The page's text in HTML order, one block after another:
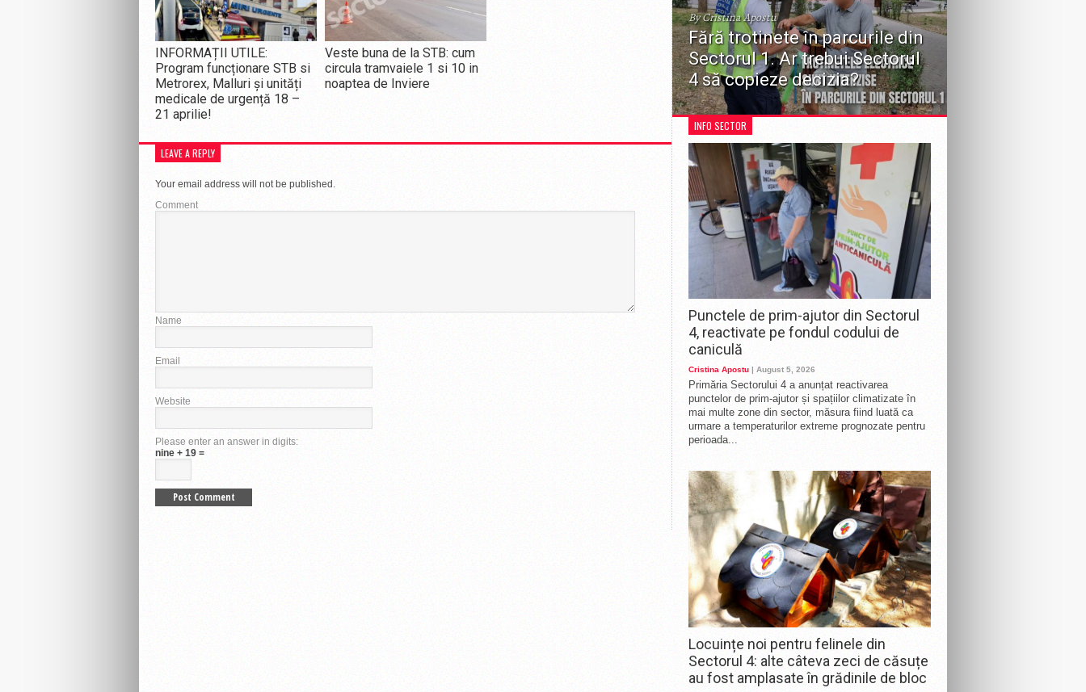
INFORMAȚII UTILE:
Program funcționare STB si
Metrorex, Malluri și unități
medicale de urgență 18 –
21 aprilie!
Veste buna de la STB: cum
circula tramvaiele 1 si 10 in
noaptea de Inviere
LEAVE A REPLY
Your email address will not be published.
Comment
Name
Email
Website
Please enter an answer in digits:
nine + 19 =
By Cristina Apostu
Fără trotinete în parcurile din
Sectorul 1. Ar trebui Sectorul
4 să copieze decizia?
Decizia recentă a Consiliului Local Sector 1 de a
restricționa circulația vehiculelor în zonele de
recreere aduce în prim-plan o dezbatere importantă
pentru întreaga Capitală: ar fi necesară o...
INFO SECTOR
Punctele de prim-ajutor din Sectorul
4, reactivate pe fondul codului de
caniculă
Cristina Apostu | August 5, 2026
Primăria Sectorului 4 a anunțat reactivarea
punctelor de prim-ajutor și spațiilor climatizate în
mai multe zone din sector, măsura fiind luată ca
urmare a temperaturilor extreme prognozate pentru
perioada...
Locuințe noi pentru felinele din
Sectorul 4: alte câteva zeci de căsuțe
au fost amplasate în grădinile de bloc